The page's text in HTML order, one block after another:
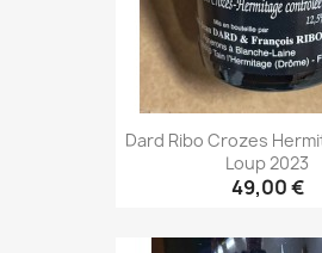
Dard Ribo Crozes
Loup 2023
49,00 €